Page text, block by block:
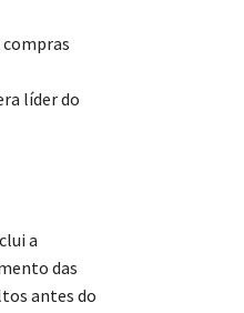
líder do
a
das
antes do